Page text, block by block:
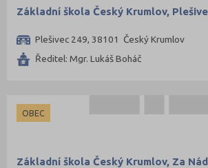
Základní škola Český Krumlov,
Plešivec 249, 38101 Český Krumlov
Ředitel: Mgr. Lukáš Boháč
OBEC
Základní škola Český Krumlov, Za